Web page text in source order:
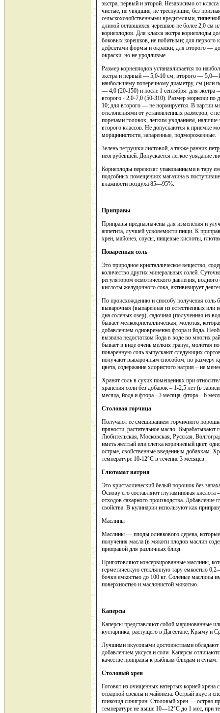
экстра, первый и второй. Независимо от
чистые, не увядшие, не треснувшие, без
сельскохозяйственными вредителями,
длиной оставшихся черешков не более 2,0 см
корнеплодов. Для класса экстра корнеплоды
боковых корешков, не побитыми; для первого
дефектами формы и окраски; для второго —
окраски, но не уродливые.
Размер корнеплодов устанавливается по
экстра и первый — 5,0-10 см; второго —
наибольшему поперечному диаметру, см (или
— 4,0 (20-150) и после 1 сентября: для
второго - 2,0-7,0 (50-310). Размер моркови по
10; для второго — не нормируется. В партии
отклонениями от установленных размеров, с
порезами головок, легким увяданием,
второго классов. Не допускаются к приемке
морщинистости, запаренные, подмороженные.
Зелень петрушки листовой, а также ранних
неогрубевшей. Допускается легкое увядание
Корнеплоды перевозят упакованными в тару
подсобных помещениях магазина в
влажности воздуха 85—95%.
Приправы
Приправы предназначены для изменения и
аппетита, лучшей усвояемости пищи. К
хрен, майонез, соусы, пищевые кислоты,
Поваренная соль
Это природное кристаллическое вещество,
количество других минеральных солей.
регулятором осмотического давления,
кислоты желудочного сока, активизирует
По происхождению и способу получения соль
выварочная (выпаренная из естественных или
дна соленых озер), садочная (полученная из
бывает мелкокристаллическая, молотая,
добавлением одновременно фтора и йода.
вызвана недостатком йода в воде во многих
бывает в виде очень мелких гранул, молотая
поваренную соль выпускают следующих
получают выварочным способом, по размеру
цвета, содержание хлористого натрия – не
Хранят соль в сухих помещениях при
хранения соли без добавок – 1-2,5 лет (в
месяца, йода и фтора - 3 месяца, фтора – 6
Столовая горчица
Получают ее смешиванием горчичного
пряности, растительное масло.
Любительская, Московская, Русская,
иметь желтый или слегка коричневый цвет,
острые, свойственные введенным добавкам.
температуре 10-12°С в течение 3 месяцев.
Глютамат натрия
Это кристаллический белый порошок без
Основу его составляют глутаминовая
отходов сахарного производства.
свойства. В кулинарии используют как
Маслины
Маслины — плоды оливкового дерева,
получения масла (в мякоти плодов маслин
приправой для различных блюд.
Приготовляют консервированные маслины,
герметическую стеклянную тару емкостью
бочки емкостью до 100 кг. Соленые маслины
поверхностью и маслянистой мякотью.
Каперсы
Каперсы представляют собой маринованные
кустарника, растущего в Дагестане, Крыму и
Лучшими вкусовыми достоинствами обладают
добавлением уксуса и соли. Каперсы
качестве приправы к рыбным блюдам и супам.
Столовый хрен
Готовят из очищенных натертых корней хрена
отварной свеклы и майонеза. Острый вкус и
гликозид синигрин. Столовый хрен — острая
температуре не выше 10—12°С до 1 мес, при